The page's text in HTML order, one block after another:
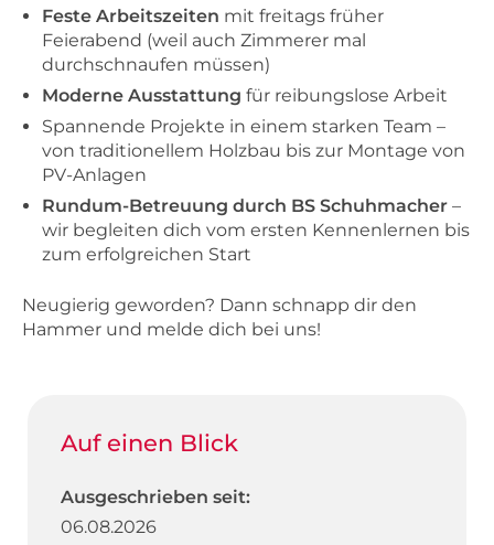
Feste Arbeitszeiten mit freitags früher
Feierabend (weil auch Zimmerer mal
durchschnaufen müssen)
Moderne Ausstattung für reibungslose Arbeit
Spannende Projekte in einem starken Team –
von traditionellem Holzbau bis zur Montage von
PV-Anlagen
Rundum-Betreuung durch BS Schuhmacher –
wir begleiten dich vom ersten Kennenlernen bis
zum erfolgreichen Start
Neugierig geworden? Dann schnapp dir den
Hammer und melde dich bei uns!
Auf einen Blick
Ausgeschrieben seit:
06.08.2026